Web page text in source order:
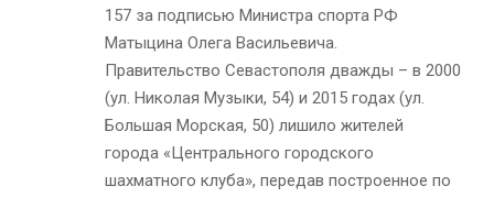
157 за подписью Министра спорта РФ
Матыцина Олега Васильевича.
Правительство Севастополя дважды – в 2000
(ул. Николая Музыки, 54) и 2015 годах (ул.
Большая Морская, 50) лишило жителей
города «Центрального городского
шахматного клуба», передав построенное по